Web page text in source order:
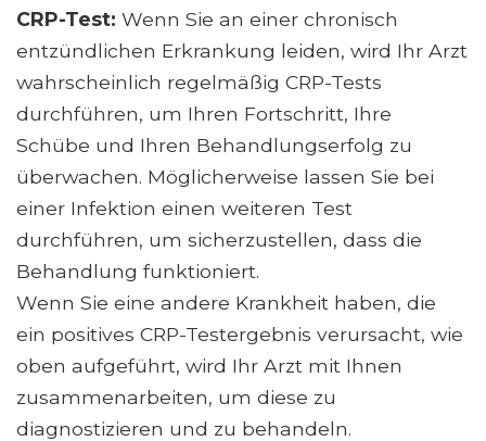
CRP-Test: Wenn Sie an einer chronisch
entzündlichen Erkrankung leiden, wird Ihr Arzt
wahrscheinlich regelmäßig CRP-Tests
durchführen, um Ihren Fortschritt, Ihre
Schübe und Ihren Behandlungserfolg zu
überwachen. Möglicherweise lassen Sie bei
einer Infektion einen weiteren Test
durchführen, um sicherzustellen, dass die
Behandlung funktioniert.
Wenn Sie eine andere Krankheit haben, die
ein positives CRP-Testergebnis verursacht, wie
oben aufgeführt, wird Ihr Arzt mit Ihnen
zusammenarbeiten, um diese zu
diagnostizieren und zu behandeln.